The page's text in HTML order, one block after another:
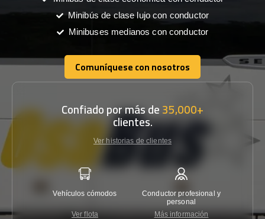
Minibús de clase lujo con conductor
Minibuses medianos con conductor
Comuníquese con nosotros
Comuníquese con nosotros
Confiado por más de35,000+
clientes.
Ver historias de clientes
Vehículos cómodos
Ver flota
Conductor profesional y
personal
Más información